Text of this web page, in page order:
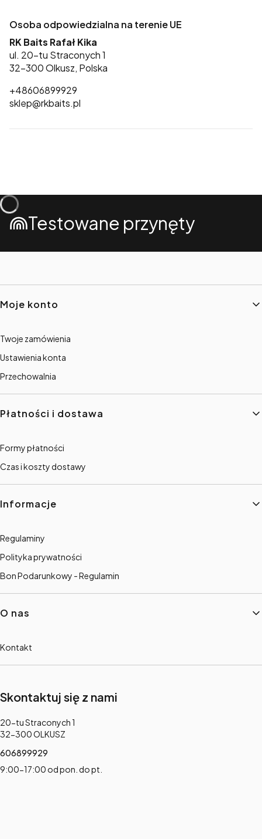
Osoba odpowiedzialna na terenie UE
RK Baits Rafał Kika
ul. 20-tu Straconych 1
32-300 Olkusz, Polska
+48606899929
sklep@rkbaits.pl
Testowane przynęty
Linki w stopce
Moje konto
Twoje zamówienia
Ustawienia konta
Przechowalnia
Płatności i dostawa
Formy płatności
Czas i koszty dostawy
Informacje
Regulaminy
Polityka prywatności
Bon Podarunkowy - Regulamin
O nas
Kontakt
Skontaktuj się z nami
Adres:
20-tu Straconych 1
32-300 OLKUSZ
606899929
9:00-17:00 od pon. do pt.